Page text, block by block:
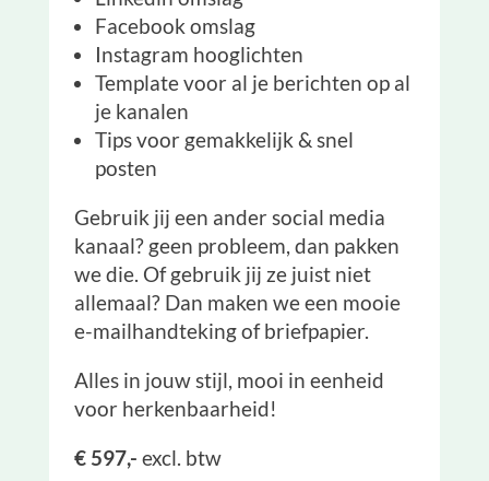
Facebook omslag
Instagram hooglichten
Template voor al je berichten op al
je kanalen
Tips voor gemakkelijk & snel
posten
Gebruik jij een ander social media
kanaal? geen probleem, dan pakken
we die. Of gebruik jij ze juist niet
allemaal? Dan maken we een mooie
e-mailhandteking of briefpapier.
Alles in jouw stijl, mooi in eenheid
voor herkenbaarheid!
€ 597,- excl. btw